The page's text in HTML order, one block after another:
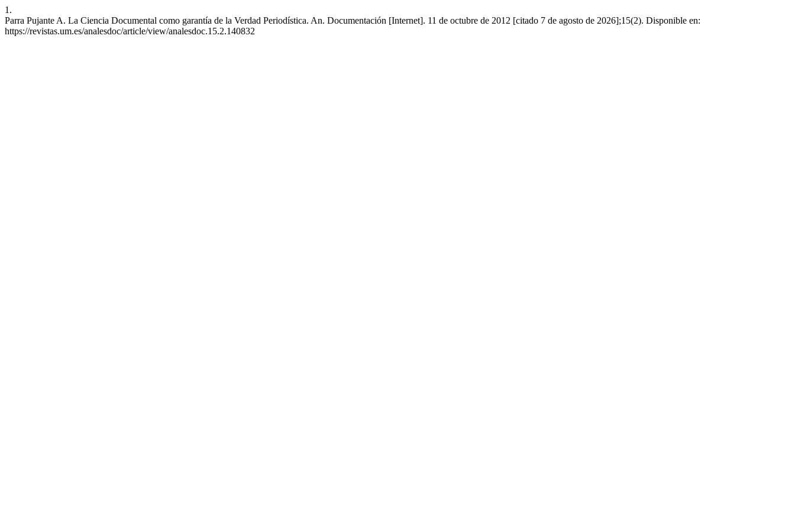
1.
Parra Pujante A. La Ciencia Documental como garantía de la Verdad Periodística. An. Documentación [Internet]. 11 de octubre de 2012 [citado 7 de agosto de 2026];15(2). Disponible en:
https://revistas.um.es/analesdoc/article/view/analesdoc.15.2.140832